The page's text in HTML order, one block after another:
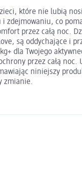
które nie lubią
co
przez całą noc.
są oddychające i
dla Twojego
przez całą
niniejszy
zmianie.